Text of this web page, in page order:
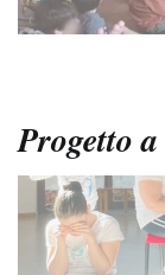
Progetto